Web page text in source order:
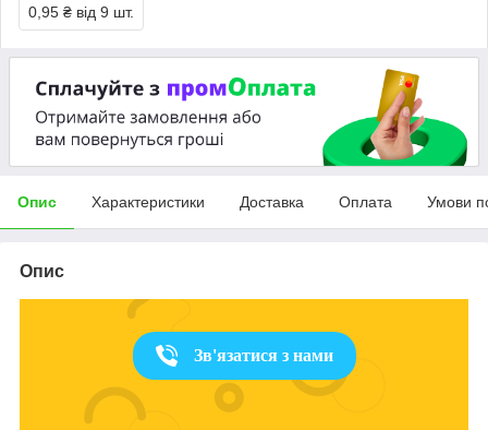
0,95 ₴ від 9 шт.
Опис Характеристики Доставка Оплата Умови
Опис
Зв'язатися з нами